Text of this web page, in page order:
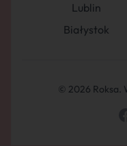
Lublin
Białystok
© 2026 Roksa.